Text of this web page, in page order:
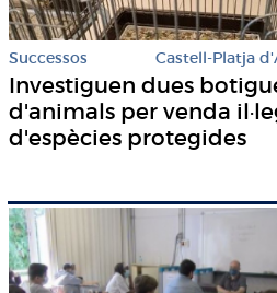
Successos Castell-Platja
Investiguen dues
d'animals per venda
d'espècies protegides